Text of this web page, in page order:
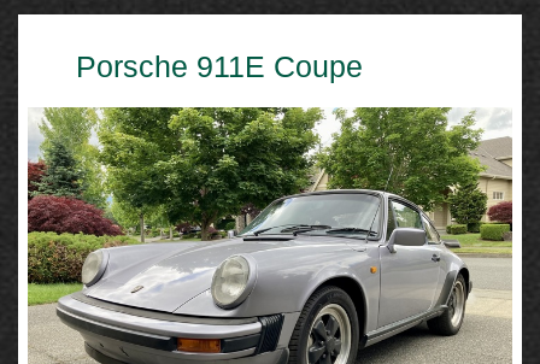
Porsche 911E Coupe